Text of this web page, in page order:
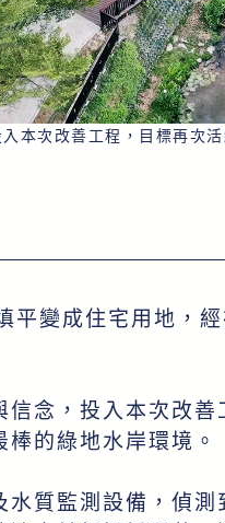
本次改善工程，目標再次
平變成住宅用地，經
念，投入本次改善
的綠地水岸環境。
質監測設備，偵測